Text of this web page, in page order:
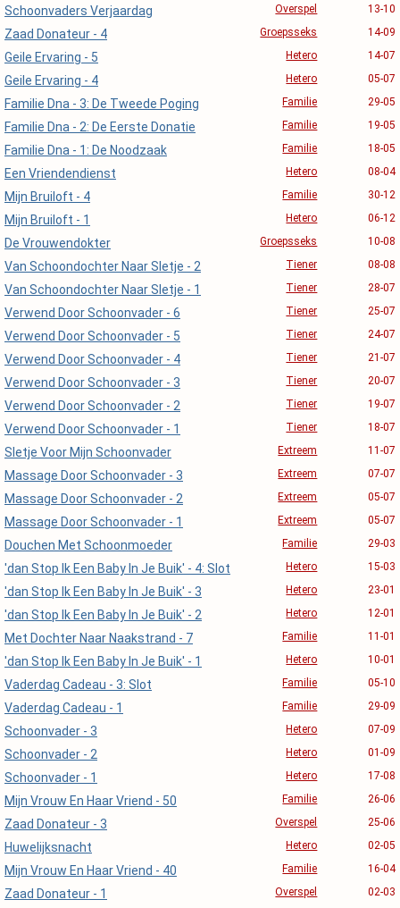
Schoonvaders Verjaardag Overspel 13-10
Zaad Donateur - 4 Groepsseks 14-09
Geile Ervaring - 5 Hetero 14-07
Geile Ervaring - 4 Hetero 05-07
Familie Dna - 3: De Tweede Poging Familie 29-05
Familie Dna - 2: De Eerste Donatie Familie 19-05
Familie Dna - 1: De Noodzaak Familie 18-05
Een Vriendendienst Hetero 08-04
Mijn Bruiloft - 4 Familie 30-12
Mijn Bruiloft - 1 Hetero 06-12
De Vrouwendokter Groepsseks 10-08
Van Schoondochter Naar Sletje - 2 Tiener 08-08
Van Schoondochter Naar Sletje - 1 Tiener 28-07
Verwend Door Schoonvader - 6 Tiener 25-07
Verwend Door Schoonvader - 5 Tiener 24-07
Verwend Door Schoonvader - 4 Tiener 21-07
Verwend Door Schoonvader - 3 Tiener 20-07
Verwend Door Schoonvader - 2 Tiener 19-07
Verwend Door Schoonvader - 1 Tiener 18-07
Sletje Voor Mijn Schoonvader Extreem 11-07
Massage Door Schoonvader - 3 Extreem 07-07
Massage Door Schoonvader - 2 Extreem 05-07
Massage Door Schoonvader - 1 Extreem 05-07
Douchen Met Schoonmoeder Familie 29-03
'dan Stop Ik Een Baby In Je Buik' - 4: Slot Hetero 15-03
'dan Stop Ik Een Baby In Je Buik' - 3 Hetero 23-01
'dan Stop Ik Een Baby In Je Buik' - 2 Hetero 12-01
Met Dochter Naar Naakstrand - 7 Familie 11-01
'dan Stop Ik Een Baby In Je Buik' - 1 Hetero 10-01
Vaderdag Cadeau - 3: Slot Familie 05-10
Vaderdag Cadeau - 1 Familie 29-09
Schoonvader - 3 Hetero 07-09
Schoonvader - 2 Hetero 01-09
Schoonvader - 1 Hetero 17-08
Mijn Vrouw En Haar Vriend - 50 Familie 26-06
Zaad Donateur - 3 Overspel 25-06
Huwelijksnacht Hetero 02-05
Mijn Vrouw En Haar Vriend - 40 Familie 16-04
Zaad Donateur - 1 Overspel 02-03